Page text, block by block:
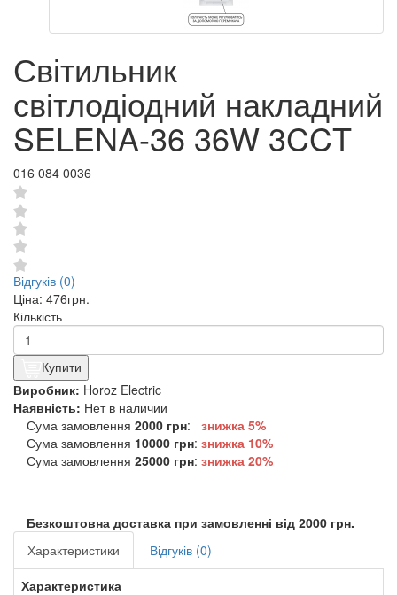
Світильник
світлодіодний накладний
SELENA-36 36W 3CCT
016 084 0036
Відгуків (0)
Ціна: 476грн.
Кількість
Купити
Виробник: Horoz Electric
Наявність: Нет в наличии
Сума замовлення 2000 грн:
знижка 5%
Сума замовлення 10000 грн: знижка 10%
Сума замовлення 25000 грн: знижка 20%
Безкоштовна доставка при замовленні від 2000 грн.
Характеристики
Відгуків (0)
Характеристика